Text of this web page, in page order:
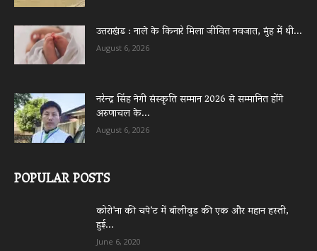
उत्तराखंड : नाले के किनारे मिला जीवित नवजात, मुंह में थी...
August 6, 2026
नरेन्द्र सिंह नेगी संस्कृति सम्मान 2026 से सम्मानित होंगे
अरुणाचल के...
August 6, 2026
POPULAR POSTS
कोरो’ना की चपे’ट में बॉलीवुड की एक और महान हस्ती,
हुई...
June 6, 2020